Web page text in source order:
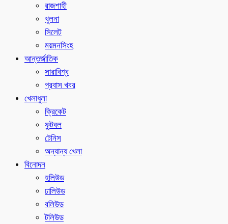
রাজশাহী
খুলনা
সিলেট
ময়মনসিংহ
আন্তর্জাতিক
সারাবিশ্ব
প্রবাস খবর
খেলাধুলা
ক্রিকেট
ফুটবল
টেনিস
অন্যান্য খেলা
বিনোদন
হলিউড
ঢালিউড
বলিউড
টলিউড